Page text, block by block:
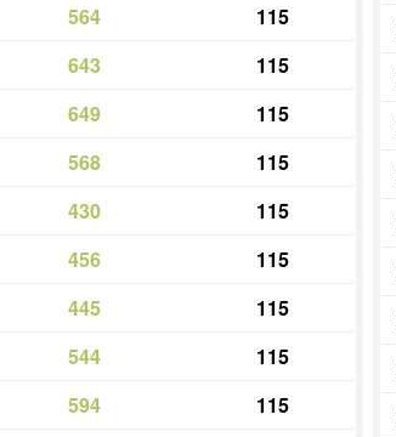
564
115
643
115
649
115
568
115
430
115
456
115
445
115
544
115
594
115